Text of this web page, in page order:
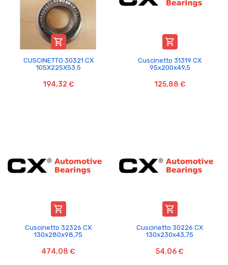

CUSCINETTO 30321 CX
105X225X53.5
194,32 €

Cuscinetto 31319 CX
95x200x49,5
125,88 €

Cuscinetto 32326 CX
130x280x98,75
474,08 €

Cuscinetto 30226 CX
130x230x43,75
54,06 €